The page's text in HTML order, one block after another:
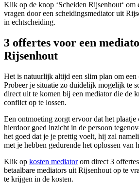
Klik op de knop ‘Scheiden Rijsenhout‘ om
vragen door een scheidingsmediator uit
in echtscheiding.
3 offertes voor een
Rijsenhout
Het is natuurlijk altijd een slim plan om een
Probeer je situatie zo duidelijk mogelijk te
direct uit te komen bij een mediator die de
conflict op te lossen.
Een ontmoeting zorgt ervoor dat het
hierdoor goed inzicht in de persoon
het goed dat je je prettig voelt, hij zal
met je hebben gedurende het oplossen van
Klik op kosten mediatorom direct 3
betaalbare mediators uit Rijsenhout op te
te krijgen in de kosten.